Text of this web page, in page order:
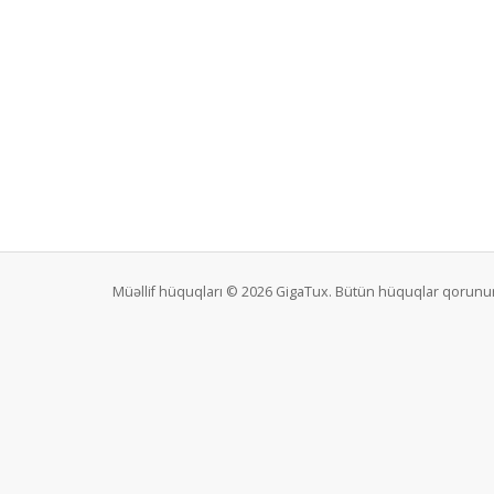
Müəllif hüquqları © 2026 GigaTux. Bütün hüquqlar